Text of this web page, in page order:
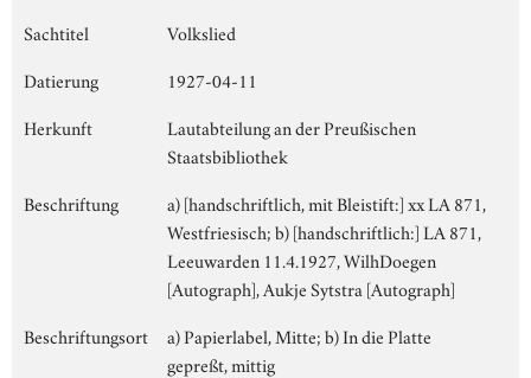
Sachtitel
Volkslied
Datierung
1927-04-11
Herkunft
Lautabteilung an der Preußischen
Staatsbibliothek
Beschriftung
a) [handschriftlich, mit Bleistift:] xx LA 871,
Westfriesisch; b) [handschriftlich:] LA 871,
Leeuwarden 11.4.1927, WilhDoegen
[Autograph], Aukje Sytstra [Autograph]
Beschriftungsort
a) Papierlabel, Mitte; b) In die Platte
gepreßt, mittig